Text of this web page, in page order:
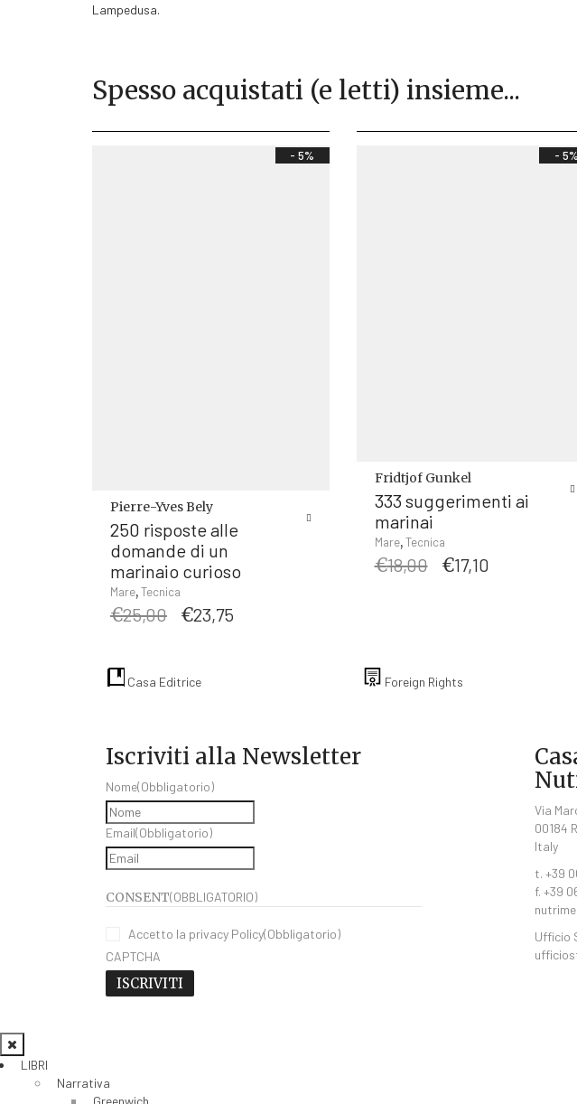
Lampedusa.
Spesso acquistati (e letti) insieme...
- 5%
Pierre-Yves Bely
250 risposte alle
domande di un
marinaio curioso
Mare,Tecnica
€25,00
Il
era:
€25,00.
€23,75
- 5%
Fridtjof Gunkel
333 suggerimenti ai
marinai
Mare,Tecnica
€18,00
Il
€17,10
Casa Editrice Foreign Rights
Iscriviti alla Newsletter
Nome(Obbligatorio)
Email(Obbligatorio)
CONSENT(OBBLIGATORIO)
Accetto la privacy Policy(Obbligatorio)
CAPTCHA
Via
00184
Italy
t. +39
f. +39
Ufficio
LIBRI
Narrativa